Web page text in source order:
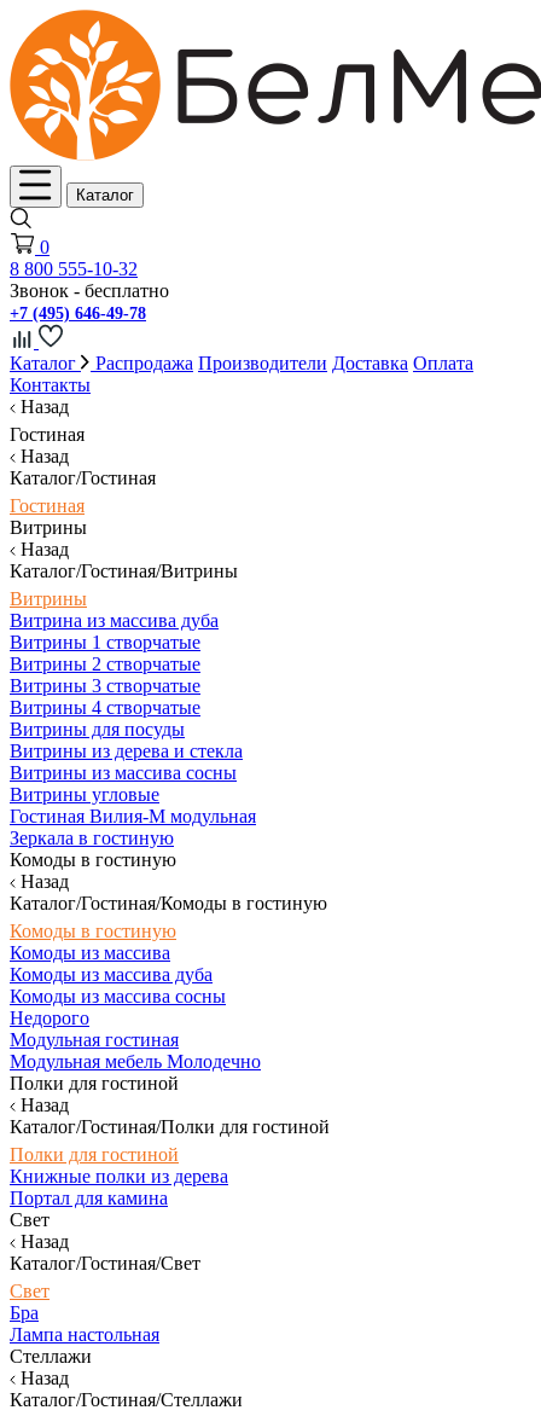
Каталог
0
8 800 555-10-32
Звонок - бесплатно
+7 (495) 646-49-78
Каталог Распродажа Производители Доставка Оплата
Контакты
Назад
Гостиная
Назад
Каталог/Гостиная
Гостиная
Витрины
Назад
Каталог/Гостиная/Витрины
Витрины
Витрина из массива дуба
Витрины 1 створчатые
Витрины 2 створчатые
Витрины 3 створчатые
Витрины 4 створчатые
Витрины для посуды
Витрины из дерева и стекла
Витрины из массива сосны
Витрины угловые
Гостиная Вилия-М модульная
Зеркала в гостиную
Комоды в гостиную
Назад
Каталог/Гостиная/Комоды в гостиную
Комоды в гостиную
Комоды из массива
Комоды из массива дуба
Комоды из массива сосны
Недорого
Модульная гостиная
Модульная мебель Молодечно
Полки для гостиной
Назад
Каталог/Гостиная/Полки для гостиной
Полки для гостиной
Книжные полки из дерева
Портал для камина
Свет
Назад
Каталог/Гостиная/Свет
Свет
Бра
Лампа настольная
Стеллажи
Назад
Каталог/Гостиная/Стеллажи